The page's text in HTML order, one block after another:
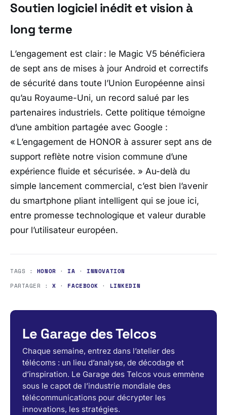
Soutien logiciel inédit et vision à
long terme
L’engagement est clair : le Magic V5 bénéficiera
de sept ans de mises à jour Android et correctifs
de sécurité dans toute l’Union Européenne ainsi
qu’au Royaume-Uni, un record salué par les
partenaires industriels. Cette politique témoigne
d’une ambition partagée avec Google :
« L’engagement de HONOR à assurer sept ans de
support reflète notre vision commune d’une
expérience fluide et sécurisée. » Au-delà du
simple lancement commercial, c’est bien l’avenir
du smartphone pliant intelligent qui se joue ici,
entre promesse technologique et valeur durable
pour l’utilisateur européen.
TAGS : HONOR ·IA ·INNOVATION
PARTAGER :X · FACEBOOK · LINKEDIN
Le Garage des Telcos
Chaque semaine, entrez dans l’atelier des
télécoms : un lieu d’analyse, de décodage et
d’inspiration. Le Garage des Telcos vous emmène
sous le capot de l’industrie mondiale des
télécommunications pour décrypter les
innovations, les stratégies.